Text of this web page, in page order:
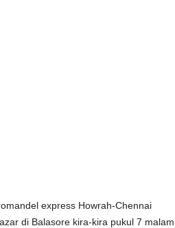
express Howrah-Chennai
di Balasore kira-kira pukul 7 malam